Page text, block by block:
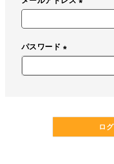
必
パスワード
必
ロ